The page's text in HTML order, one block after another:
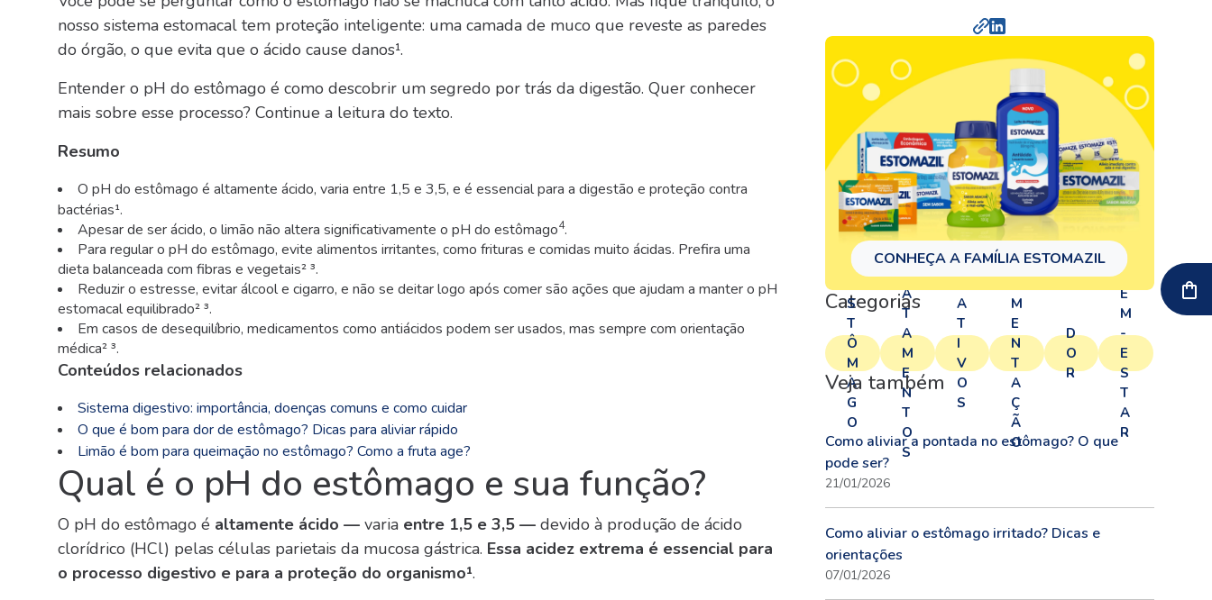
nosso sistema estomacal tem proteção inteligente: uma camada de muco que reveste as paredes
do órgão, o que evita que o ácido cause danos¹.
Entender o pH do estômago é como descobrir um segredo por trás da digestão. Quer conhecer
mais sobre esse processo? Continue a leitura do texto.
Resumo
O pH do estômago é altamente ácido, varia entre 1,5 e 3,5, e é essencial para a digestão e proteção contra
bactérias¹.
Apesar de ser ácido, o limão não altera significativamente o pH do estômago4.
Para regular o pH do estômago, evite alimentos irritantes, como frituras e comidas muito ácidas. Prefira uma
dieta balanceada com fibras e vegetais² ³.
Reduzir o estresse, evitar álcool e cigarro, e não se deitar logo após comer são ações que ajudam a manter o pH
estomacal equilibrado² ³.
Em casos de desequilíbrio, medicamentos como antiácidos podem ser usados, mas sempre com orientação
médica² ³.
Conteúdos relacionados
Sistema digestivo: importância, doenças comuns e como cuidar
O que é bom para dor de estômago? Dicas para aliviar rápido
Limão é bom para queimação no estômago? Como a fruta age?
Qual é o pH do estômago e sua função?
O pH do estômago é altamente ácido — varia entre 1,5 e 3,5 — devido à produção de ácido
clorídrico (HCl) pelas células parietais da mucosa gástrica. Essa acidez extrema é essencial para
o processo digestivo e para a proteção do organismo¹.
CONHEÇA A FAMÍLIA ESTOMAZIL
Categorias
S
T
Ô
M
A
G
O
T
R
A
T
A
M
E
N
T
O
S
A
T
I
V
O
S
A
M
E
N
T
A
Ç
Ã
O
D
O
R
B
E
M
-
E
S
T
A
R
Veja também
Como aliviar a pontada no estômago? O que
pode ser?
21/01/2026
Como aliviar o estômago irritado? Dicas e
orientações
07/01/2026